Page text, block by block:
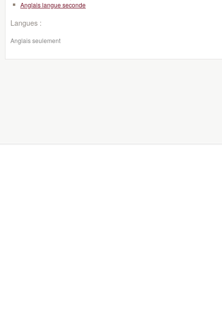
Anglais langue seconde
Langues :
Anglais seulement